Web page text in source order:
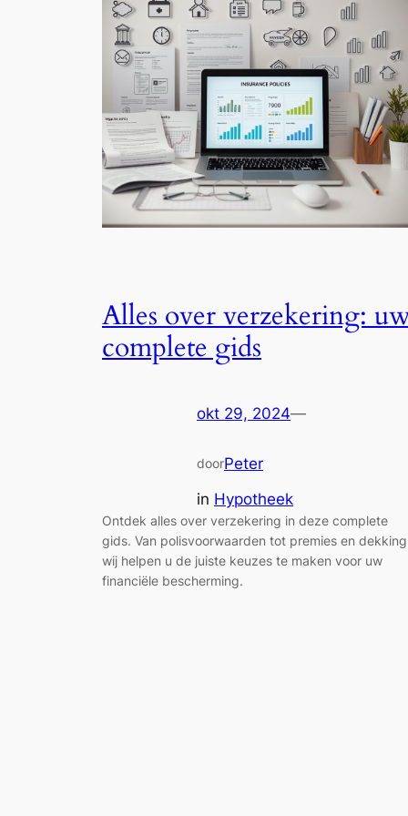
Alles over verzekering:
complete gids
okt 29, 2024—
doorPeter
in Hypotheek
Ontdek alles over verzekering in deze complete
gids. Van polisvoorwaarden tot premies en
wij helpen u de juiste keuzes te maken voor uw
financiële bescherming.